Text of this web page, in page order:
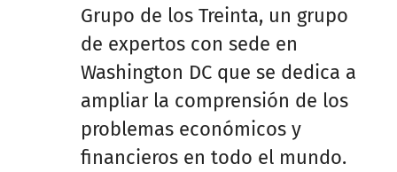
Grupo de los Treinta, un grupo
de expertos con sede en
Washington DC que se dedica a
ampliar la comprensión de los
problemas económicos y
financieros en todo el mundo.